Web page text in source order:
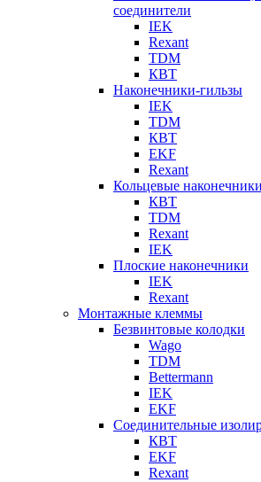
соединители
IEK
Rexant
TDM
КВТ
Наконечники-гильзы
IEK
TDM
КВТ
EKF
Rexant
Кольцевые наконечники
КВТ
TDM
Rexant
IEK
Плоские наконечники
IEK
Rexant
Монтажные клеммы
Безвинтовые колодки
Wago
TDM
Bettermann
IEK
EKF
Соединительные
КВТ
EKF
Rexant